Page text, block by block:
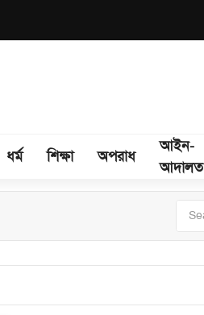
ধর্ম শিক্ষা অপরাধ
আইন-
আদালত